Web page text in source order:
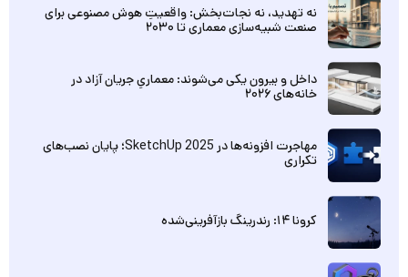
نه تهدید، نه نجات‌بخش: واقعیتِ هوش مصنوعی برای
صنعت شبیه‌سازی معماری تا ۲۰۳۰
داخل و بیرون یکی می‌شوند: معماریِ جریان آزاد در
خانه‌های ۲۰۲۶
مهاجرت افزونه‌ها در SketchUp 2025؛ پایان نصب‌های
تکراری
کرونا ۱۴: رندرینگ بازآفرینی‌شده